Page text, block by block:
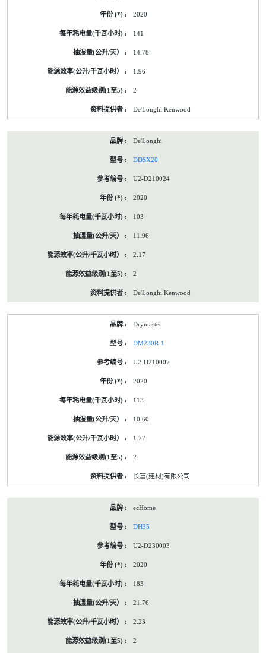
2020
141
14.78
1.96
2
De'Longhi Kenwood
De'Longhi
DDSX20
U2-D210024
2020
103
11.96
2.17
2
De'Longhi Kenwood
Drymaster
DM230R-1
U2-D210007
2020
113
10.60
1.77
2
长富(建材)有限公司
ecHome
DH35
U2-D230003
2020
183
21.76
2.23
2